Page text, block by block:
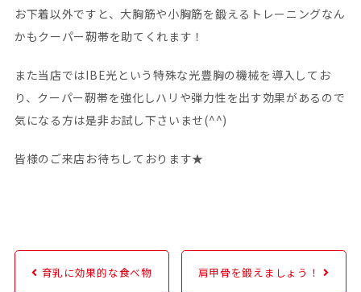
お下着以外ですと、大胸筋や小胸筋を鍛えるトレーニングなん
かもクーパー靭帯を助てくれます！
また当店ではIBE光という特殊な光豊胸の機械を導入してお
り、クーパー靭帯を強化しハリや弾力性を出す効果があるので
気になる方は是非お試し下さいませ(^^)
皆様のご来店お待ちしております★
育乳に効果的な食べ物 肩甲骨を鍛えましょう！